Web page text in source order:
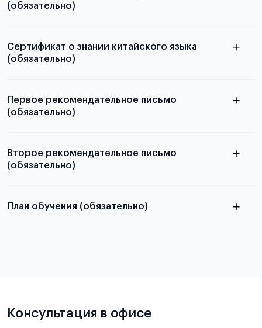
количестве средств на счету и валюте
(обязательно)
Сертификат о знании китайского языка
(обязательно)
Первое рекомендательное письмо
(обязательно)
Второе рекомендательное письмо
(обязательно)
План обучения (обязательно)
Консультация в офисе